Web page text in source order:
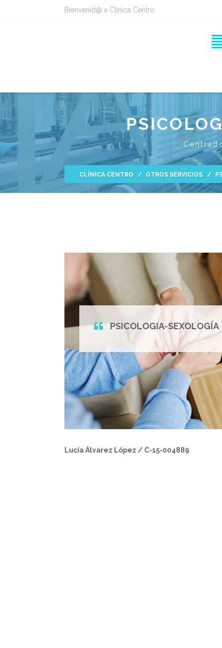
Bienvenid@ a Clínica Centro
CLÍNICA CENTRO OTROS SERVICIOS
PSICOLOGIA-SEXOLOGÍA
Lucía Álvarez López / C-15-004889